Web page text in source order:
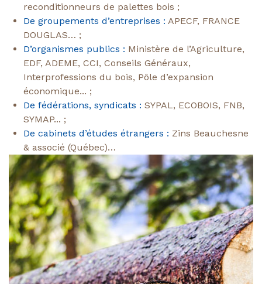
reconditionneurs de palettes bois ;
De groupements d’entreprises : APECF, FRANCE
DOUGLAS… ;
D’organismes publics : Ministère de l’Agriculture,
EDF, ADEME, CCI, Conseils Généraux,
Interprofessions du bois, Pôle d’expansion
économique... ;
De fédérations, syndicats : SYPAL, ECOBOIS, FNB,
SYMAP... ;
De cabinets d’études étrangers : Zins Beauchesne
& associé (Québec)…